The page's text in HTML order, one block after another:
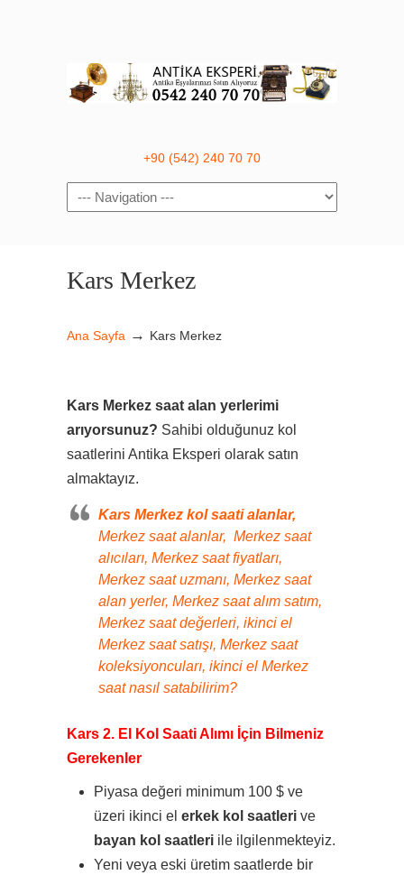
+90 (542) 240 70 70
Navigation
Kars Merkez
Ana Sayfa → Kars Merkez
Kars Merkez saat alan yerlerimi
arıyorsunuz? Sahibi olduğunuz kol
saatlerini Antika Eksperi olarak satın
almaktayız.
Kars Merkez kol saati alanlar,
Merkez saat alanlar, Merkez saat
alıcıları, Merkez saat fiyatları,
Merkez saat uzmanı, Merkez saat
alan yerler, Merkez saat alım satım,
Merkez saat değerleri, ikinci el
Merkez saat satışı, Merkez saat
koleksiyoncuları, ikinci el Merkez
saat nasıl satabilirim?
Kars 2. El Kol Saati Alımı İçin Bilmeniz
Gerekenler
Piyasa değeri minimum 100 $ ve
üzeri ikinci el erkek kol saatleri ve
bayan kol saatleri ile ilgilenmekteyiz.
Yeni veya eski üretim saatlerde bir